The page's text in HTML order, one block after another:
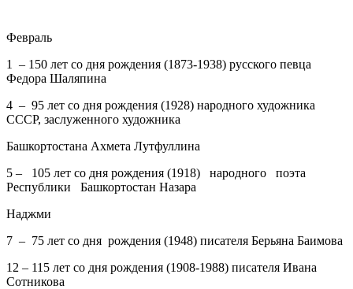
Февраль
1
– 150 лет со дня рождения (1873-1938) русского певца
Федора Шаляпина
4 – 95 лет со дня рождения (1928) народного художника
СССР, заслуженного художника
Башкортостана Ахмета Лутфуллина
5 – 105 лет со дня рождения (1918) народного поэта
Республики Башкортостан Назара
Наджми
7 – 75 лет со дня рождения (1948) писателя Берьяна Баимова
12 – 115 лет со дня рождения (1908-1988) писателя Ивана
Сотникова